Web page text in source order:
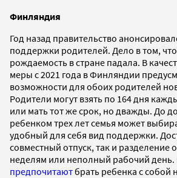
Финляндия
Год назад правительство
поддержки родителей. Дело в том,
рождаемость в стране падала. В
меры с 2021 года в Финляндии
возможности для обоих родителей
Родители могут взять по 164 дня
или мать тот же срок, но дважды. До
ребенком трех лет семья может
удобный для себя вид поддержки.
совместный отпуск, так и разделение
неделям или неполный рабочий
предпочитаютбрать ребенка с собой